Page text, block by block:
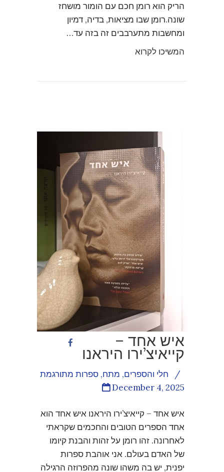
הריק הוא רומן חכם עם הומור מושחז
שונה.רומן שבו מציאות, בדיה, דמיון
ומחשבות מתערבבים זה בזה עד…
המשיכו לקרוא
איש אחד –
קייאיצ’ירו היראנו
חלי והספרים, מתח, ספרות מתורגמת
/
December 4, 2025
איש אחד – קייאיצ’ירו היראנו איש אחד הוא
אחד הספרים הטובים והחכמים שקראתי
לאחרונה. זהו רומן על זהות והבנת קיומו
של האדם בעולם. אני אוהבת ספרות
יפנית, יש בה משהו שונה מהפרוזה הרגילה